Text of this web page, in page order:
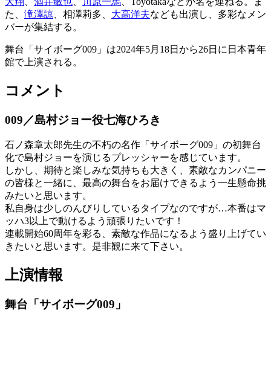
た、 滝澤諒 、相澤莉多、 大高洋夫なども出演し、多彩なメン
バーが集結する。
舞台「サイボーグ009」は2024年5月18日から26日に日本青年
館で上演される。
コメント
009／島村ジョー役七海ひろき
石ノ森章太郎先生の不朽の名作「サイボーグ009」の初舞台
化で島村ジョーを演じるプレッシャーを感じています。
しかし、期待と楽しみな気持ちも大きく、素敵なカンパニー
の皆様と一緒に、最高の舞台をお届けできるよう一生懸命挑
みたいと思います。
私自身は少しのんびりしているタイプなのですが…本番はマ
ッハ3以上で動けるよう頑張りたいです！
連載開始60周年を彩る、素敵な作品になるよう盛り上げてい
きたいと思います。是非観に来て下さい。
上演情報
舞台「サイボーグ009」